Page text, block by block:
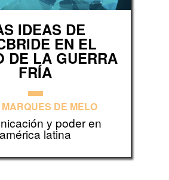
IDEAS DE
EN EL
DE LA GUERRA
FRÍA
DE MELO
y poder en
américa latina